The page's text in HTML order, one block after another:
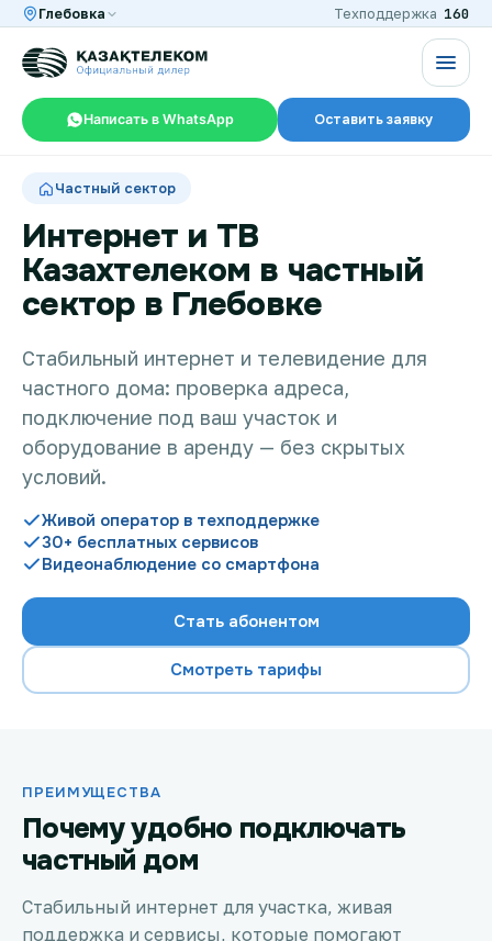
Глебовка Техподдержка 160
Написать в WhatsApp Оставить заявку
Интернет и ТВ в квартире
Интернет и ТВ в частном доме
Интернет в офис
TV+
Проверить возможность подключения
Проверить возможность подключения по названию
ЖК
Подключиться к КазахТелеком
Частный сектор
Интернет и ТВ
Казахтелеком в частный
сектор в Глебовке
Стабильный интернет и телевидение для
частного дома: проверка адреса,
подключение под ваш участок и
оборудование в аренду — без скрытых
условий.
Живой оператор в техподдержке
30+ бесплатных сервисов
Видеонаблюдение со смартфона
Стать абонентом
Смотреть тарифы
ПРЕИМУЩЕСТВА
Почему удобно подключать
частный дом
Стабильный интернет для участка, живая
поддержка и сервисы, которые помогают